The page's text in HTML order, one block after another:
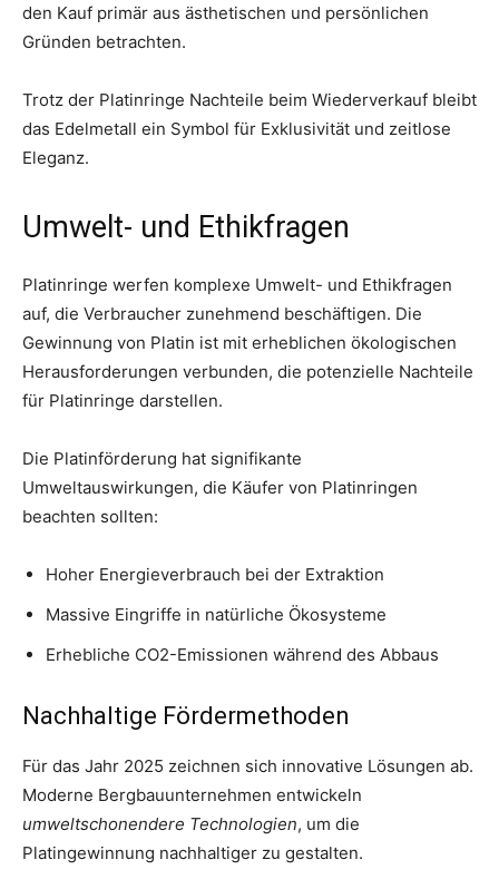
den Kauf primär aus ästhetischen und persönlichen
Gründen betrachten.
Trotz der Platinringe Nachteile beim Wiederverkauf bleibt
das Edelmetall ein Symbol für Exklusivität und zeitlose
Eleganz.
Umwelt- und Ethikfragen
Platinringe werfen komplexe Umwelt- und Ethikfragen
auf, die Verbraucher zunehmend beschäftigen. Die
Gewinnung von Platin ist mit erheblichen ökologischen
Herausforderungen verbunden, die potenzielle Nachteile
für Platinringe darstellen.
Die Platinförderung hat signifikante
Umweltauswirkungen, die Käufer von Platinringen
beachten sollten:
Hoher Energieverbrauch bei der Extraktion
Massive Eingriffe in natürliche Ökosysteme
Erhebliche CO2-Emissionen während des Abbaus
Nachhaltige Fördermethoden
Für das Jahr 2025 zeichnen sich innovative Lösungen ab.
Moderne Bergbauunternehmen entwickeln
umweltschonendere Technologien, um die
Platingewinnung nachhaltiger zu gestalten.